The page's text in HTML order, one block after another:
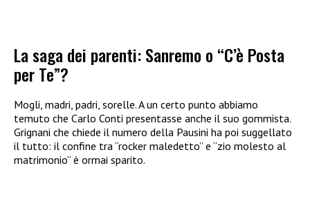
La saga dei parenti: Sanremo o “C’è Posta
per Te”?
Mogli, madri, padri, sorelle. A un certo punto abbiamo
temuto che Carlo Conti presentasse anche il suo gommista.
Grignani che chiede il numero della Pausini ha poi suggellato
il tutto: il confine tra “rocker maledetto” e “zio molesto al
matrimonio” è ormai sparito.